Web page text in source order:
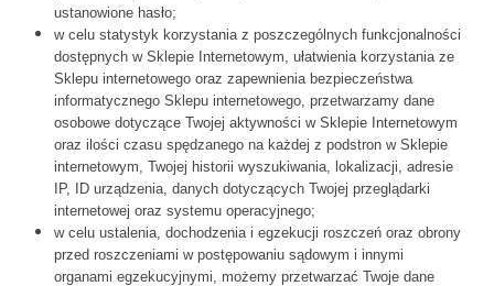
ustanowione hasło;
w celu statystyk korzystania z poszczególnych funkcjonalności
dostępnych w Sklepie Internetowym, ułatwienia korzystania ze
Sklepu internetowego oraz zapewnienia bezpieczeństwa
informatycznego Sklepu internetowego, przetwarzamy dane
osobowe dotyczące Twojej aktywności w Sklepie Internetowym
oraz ilości czasu spędzanego na każdej z podstron w Sklepie
internetowym, Twojej historii wyszukiwania, lokalizacji, adresie
IP, ID urządzenia, danych dotyczących Twojej przeglądarki
internetowej oraz systemu operacyjnego;
w celu ustalenia, dochodzenia i egzekucji roszczeń oraz obrony
przed roszczeniami w postępowaniu sądowym i innymi
organami egzekucyjnymi, możemy przetwarzać Twoje dane